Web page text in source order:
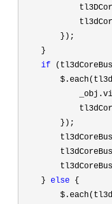
        });
    }
if
        });
    }
else {